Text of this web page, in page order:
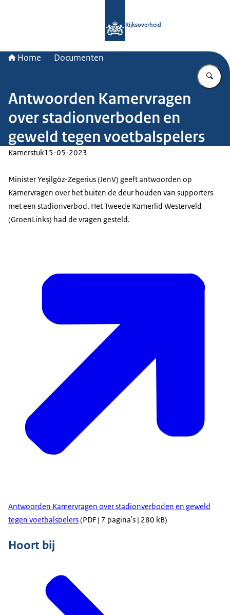
Rijksoverheid
Home Documenten
Antwoorden Kamervragen
over stadionverboden en
geweld tegen voetbalspelers
Kamerstuk15-05-2023
Minister Yeşilgöz-Zegerius (JenV) geeft antwoorden op
Kamervragen over het buiten de deur houden van supporters
met een stadionverbod. Het Tweede Kamerlid Westerveld
(GroenLinks) had de vragen gesteld.
Antwoorden Kamervragen over stadionverboden en geweld
tegen voetbalspelers(PDF | 7 pagina's | 280 kB)
Hoort bij